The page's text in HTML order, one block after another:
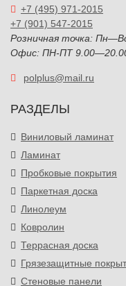
+7 (495) 971-2015
+7 (901) 547-2015
Розничная точка:
Офис: ПН-ПТ
polplus@mail.ru
РАЗДЕЛЫ
Виниловый ламинат
Ламинат
Пробковые покрытия
Паркетная доска
Линолеум
Ковролин
Террасная доска
Грязезащитные
Стеновые панели